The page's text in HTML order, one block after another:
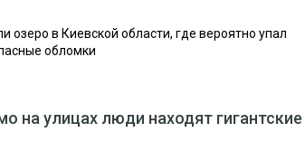
в Киевской области, где вероятно упал
обломки
на улицах люди находят гигантские